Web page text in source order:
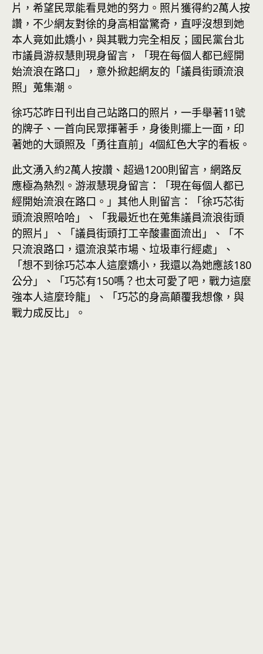
片，希望民眾能看見她的努力。照片獲得約2萬人按
讚，不少網友對徐的身高相當驚奇，直呼沒想到她
本人竟如此嬌小，與其戰力完全相反；國民黨台北
市議員游叔慧則現身留言，「現在每個人都已經開
始流浪在路口」，意外掀起網友的「議員街頭流浪
照」蒐集潮。
徐巧芯昨日刊出自己站路口的照片，一手舉著11號
的牌子、一首向民眾揮著手，身後則擺上一面，印
著她的大頭照及「勇往直前」4個紅色大字的看板。
此文湧入約2萬人按讚、超過1200則留言，網路反
應極為熱烈。游淑慧現身留言：「現在每個人都已
經開始流浪在路口。」其他人則留言：「徐巧芯街
頭流浪照哈哈」、「我最近也在蒐集議員流浪街頭
的照片」、「議員街頭打工辛酸畫面流出」、「不
只流浪路口，還流浪菜市場、垃圾車行經處」、
「想不到徐巧芯本人這麼嬌小，我還以為她應該180
公分」、「巧芯有150嗎？也太可愛了吧，戰力這麼
強本人這麼玲龍」、「巧芯的身高顛覆我想像，與
戰力成反比」。